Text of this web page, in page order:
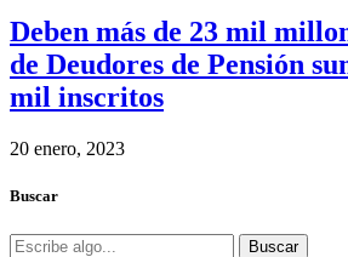
Deben más de 23 mil
de Deudores de Pensión
mil inscritos
20 enero, 2023
Buscar
Buscar